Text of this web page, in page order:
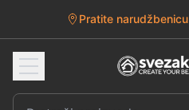
Pratite narudžbenicu